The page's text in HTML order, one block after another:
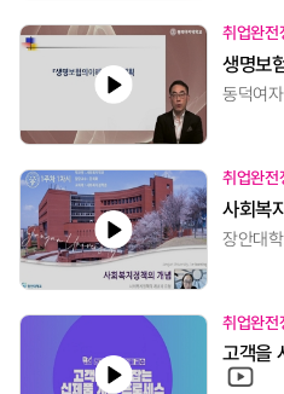
취업완전
생명보
동덕여
취업완전
사회복
장안대
취업완전
고객을